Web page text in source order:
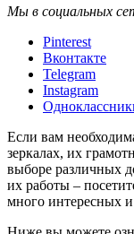
Мы в социальных
Pinterest
Вконтакте
Telegram
Instagram
Если вам
зеркалах, их
выборе различных
их работы –
много интересных